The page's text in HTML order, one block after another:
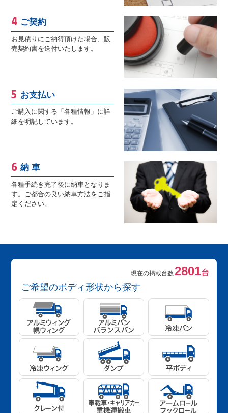
ご契約
お見積りにご納得頂けた場合、販
売契約書を送付いたします。
お支払い
ご購入に関する「各種情報」に詳
細を明記しています。
納 車
各種手続き完了後に納車となりま
す。ご都合の良い納車方法をご指
定ください。
現在の掲載台数2801台
ご希望のボディ形状から探す